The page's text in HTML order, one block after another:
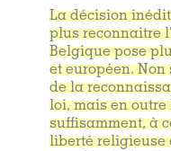
La décision
plus reconnaitre
Belgique pose
et européen.
de la
loi, mais en
suffisamment, à
liberté religieuse